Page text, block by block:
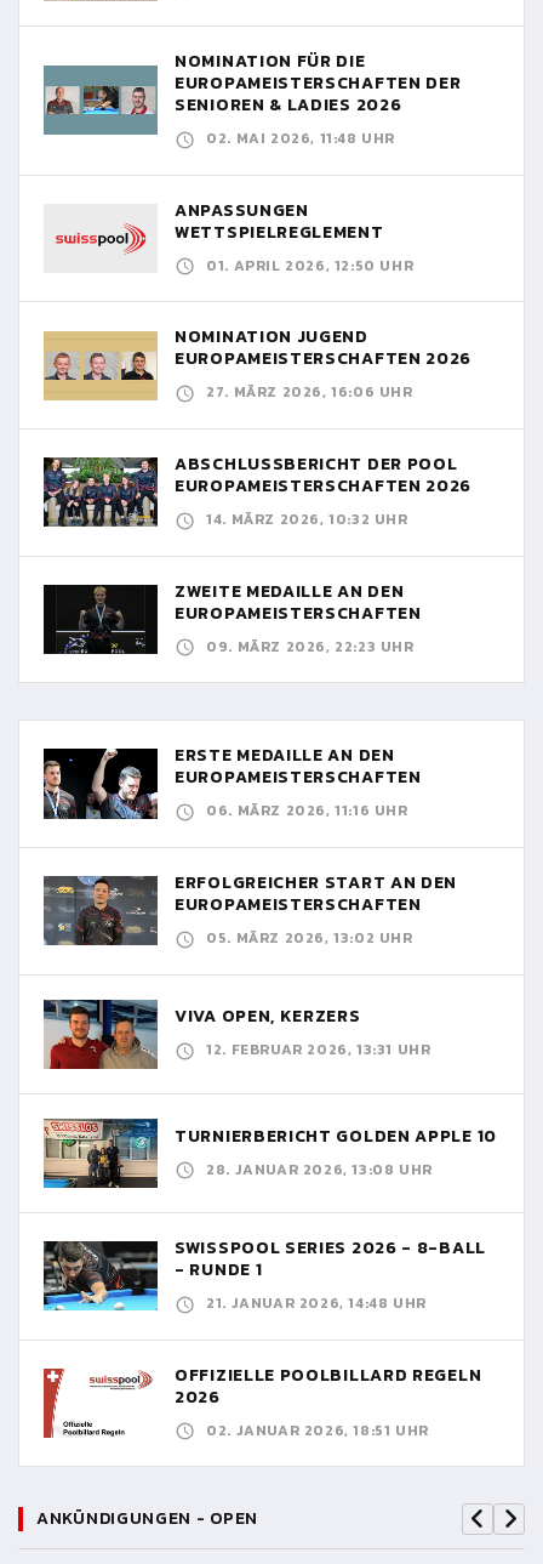
NOMINATION FÜR DIE
EUROPAMEISTERSCHAFTEN DER
SENIOREN & LADIES 2026
02. MAI 2026, 11:48 UHR
ANPASSUNGEN
WETTSPIELREGLEMENT
01. APRIL 2026, 12:50 UHR
NOMINATION JUGEND
EUROPAMEISTERSCHAFTEN 2026
27. MÄRZ 2026, 16:06 UHR
ABSCHLUSSBERICHT DER POOL
EUROPAMEISTERSCHAFTEN 2026
14. MÄRZ 2026, 10:32 UHR
ZWEITE MEDAILLE AN DEN
EUROPAMEISTERSCHAFTEN
09. MÄRZ 2026, 22:23 UHR
ERSTE MEDAILLE AN DEN
EUROPAMEISTERSCHAFTEN
06. MÄRZ 2026, 11:16 UHR
ERFOLGREICHER START AN DEN
EUROPAMEISTERSCHAFTEN
05. MÄRZ 2026, 13:02 UHR
VIVA OPEN, KERZERS
12. FEBRUAR 2026, 13:31 UHR
TURNIERBERICHT GOLDEN APPLE 10
28. JANUAR 2026, 13:08 UHR
SWISSPOOL SERIES 2026 - 8-BALL
- RUNDE 1
21. JANUAR 2026, 14:48 UHR
OFFIZIELLE POOLBILLARD REGELN
2026
02. JANUAR 2026, 18:51 UHR
ANKÜNDIGUNGEN - OPEN